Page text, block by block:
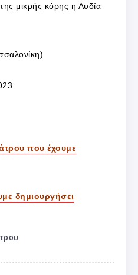
μικρής κόρης η Λυδία
που έχουμε
δημιουργήσει